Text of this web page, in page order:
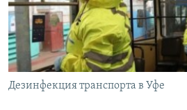
ПОДПИШИТЕСЬ НА РАССЫЛКУ
СОЦИАЛЬНЫЕ СЕТИ
Дезинфекция транспорта в Уфе